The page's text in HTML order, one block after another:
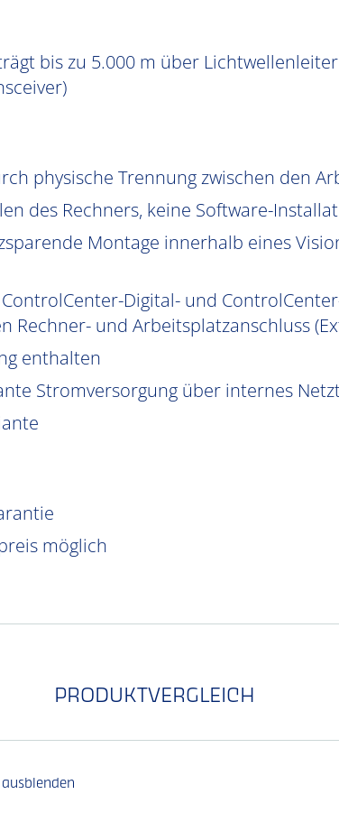
bis zu 5.000 m über
physische Trennung zwischen den
des Rechners, keine Software-
Montage innerhalb eines
Digital- und
Rechner- und Arbeitsplatzanschluss
enthalten
Stromversorgung über internes
möglich
PRODUKTVERGLEICH
ausblenden